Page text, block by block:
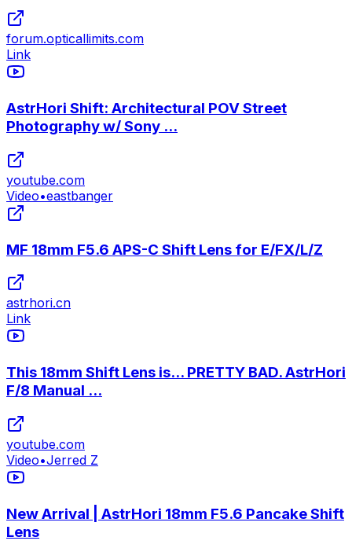
forum.opticallimits.com
Link
AstrHori Shift: Architectural POV Street
Photography w/ Sony ...
youtube.com
Video•eastbanger
MF 18mm F5.6 APS-C Shift Lens for E/FX/L/Z
astrhori.cn
Link
This 18mm Shift Lens is... PRETTY BAD. AstrHori
F/8 Manual ...
youtube.com
Video•Jerred Z
New Arrival | AstrHori 18mm F5.6 Pancake Shift
Lens